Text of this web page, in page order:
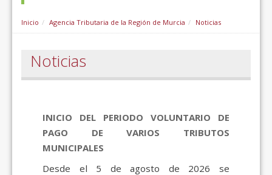
Inicio Agencia Tributaria de la Región de Murcia Noticias
Noticias
INICIO DEL PERIODO VOLUNTARIO DE
PAGO DE VARIOS TRIBUTOS
MUNICIPALES
Desde el 5 de agosto de 2026 se